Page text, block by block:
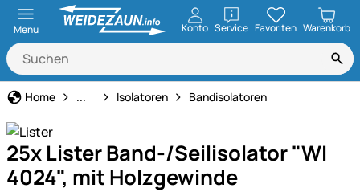
Menu Konto ServiceöffnenFavoriten Warenkorb
Home Weidezaun
... Isolatoren Bandisolatoren
25x Lister Band-/Seilisolator "WI
4024", mit Holzgewinde